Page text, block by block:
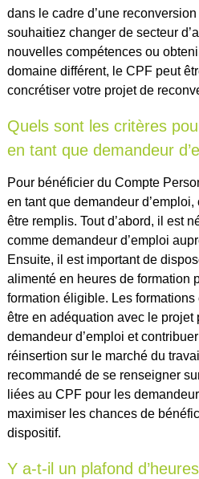
dans le cadre d’une
souhaitiez changer de secteur
nouvelles compétences ou
domaine différent, le CPF peut
concrétiser votre projet de
Quels sont les critères
en tant que demandeur
Pour bénéficier du Compte
en tant que demandeur
être remplis. Tout d’abord, il est
comme demandeur d’emploi
Ensuite, il est important de
alimenté en heures de formation
formation éligible. Les
être en adéquation avec le projet
demandeur d’emploi et
réinsertion sur le marché du
recommandé de se renseigner
liées au CPF pour les
maximiser les chances de
dispositif.
Y a-t-il un plafond